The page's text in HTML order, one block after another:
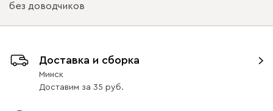
без доводчиков
с доводчиками без доводчиков
Доставка и сборка
Минск
Доставим за 35